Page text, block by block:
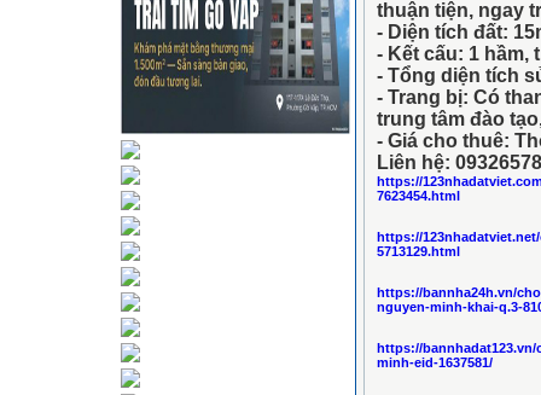
thuận tiện, ngay
- Diện tích đất:
- Kết cấu: 1 hầm,
- Tổng diện tích
- Trang bị: Có
trung tâm đào
- Giá cho thuê:
Liên hệ:
https://
7623454.html
https://
5713129.html
https://bannha24h.vn/
nguyen-minh-khai-q.3-
https://
minh-eid-1637581/